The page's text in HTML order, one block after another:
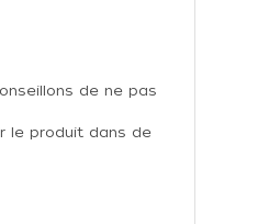
de ne pas
le produit dans de